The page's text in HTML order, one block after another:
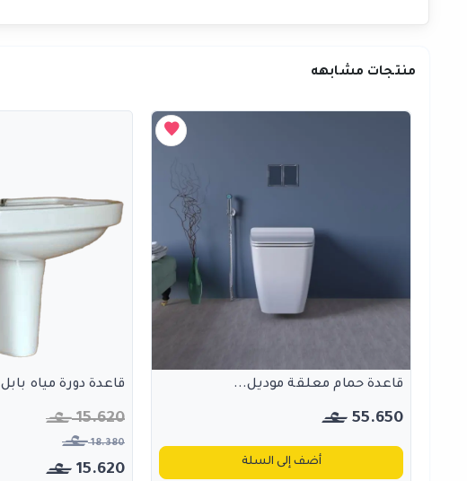
منتجات مشابهه
قاعدة حمام معلقة موديل...
55.650
أضف إلى السلة
قاعدة دورة مياه بابل 2...
15.620
18.380
15.620